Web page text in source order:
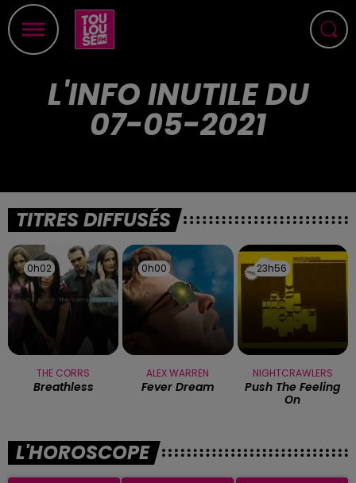
L'INFO INUTILE DU
07-05-2021
TITRES DIFFUSÉS
0h02
0h02
THE CORRS
Breathless
0h00
0h00
ALEX WARREN
Fever Dream
23h56
23h56
NIGHTCRAWLERS
Push The Feeling
On
L'HOROSCOPE